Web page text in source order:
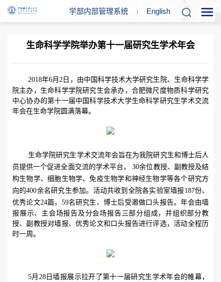
学部内部管理系统 English
生命科学学院举办第十一届研究生学术年会
2018年6月2 日，由中国科学技术大学研究生院、生命科学学
院主办，生命科学学院研究生会承办，合肥微尺度物质科学研究
中心协办的第十一届中国科学技术大学生命科学研究生学术交流
年会在生命学院圆满落幕。
生命学院研究生学术交流年会旨在为我院研究生和博士后人
员提供一个促进全面交流的学术平台，
30余位教授、副教授及结
构生物学、细胞生物学、免疫生物学和神经生物学等各个研究方
向的400余名研究生参加。 活动共收到全院各实验室墙报 187份、
优秀论文24篇， 59名研究生、博士后受邀做口头报告。年会由墙
报展示、主会场报告及分会场报告三部分组成，并组织部分教
授、副教授对墙报、优秀论文和 口头报告进行评选，活动全程历
时一周 。
5月 28日墙报展示拉开了第十一届研究生学术年会的帷幕，